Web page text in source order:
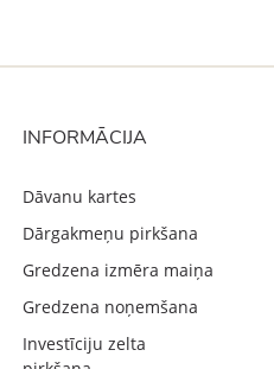
INFORMĀCIJA
Dāvanu kartes
Dārgakmeņu pirkšana
Gredzena izmēra maiņa
Gredzena noņemšana
Investīciju zelta